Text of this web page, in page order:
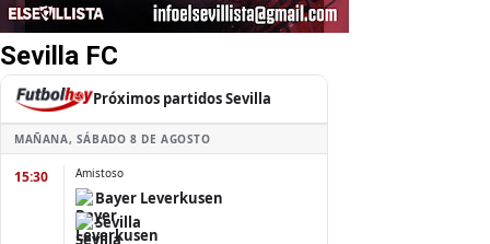
Sevilla FC